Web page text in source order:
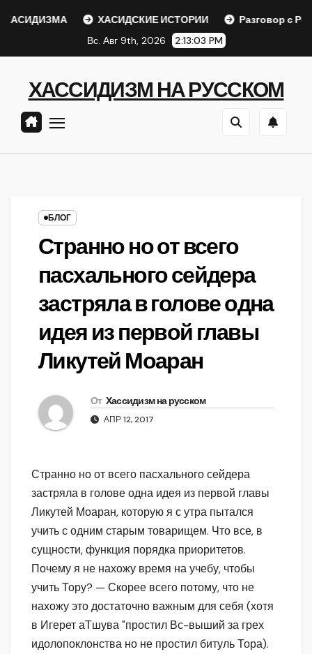
ХАСИДСКИЕ ИСТОРИИ
Разговор с Ребе
Вс. Авг 9th, 2026
2:13:03 PM
ХАССИДИЗМ НА РУССКОМ
БЛОГ
Странно но от всего
пасхального сейдера
застряла в голове одна
идея из первой главы
Ликутей Моаран
От Хассидизм на русском
АПР 12, 2017
Странно но от всего пасхального сейдера
застряла в голове одна идея из первой главы
Ликутей Моаран, которую я с утра пытался
учить с одним старым товарищем. Что все, в
сущности, функция порядка приоритетов.
Почему я не нахожу время на учебу, чтобы
учить Тору? — Скорее всего потому, что не
нахожу это достаточно важным для себя (хотя
в Игерет аТшува "простил Вс-выший за грех
идолопоклонства но не простил битуль Тора).